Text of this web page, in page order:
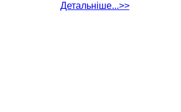
Детальніше...>>